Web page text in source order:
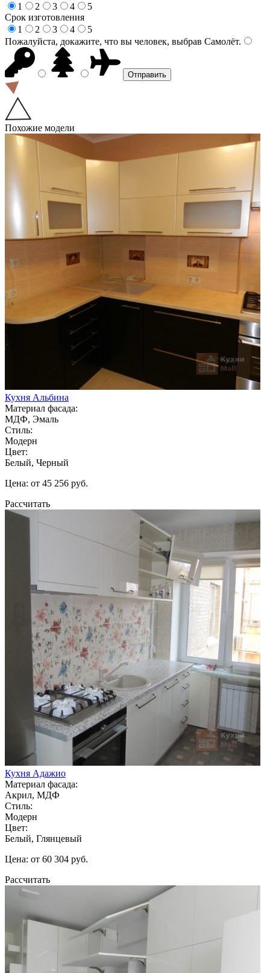
1
2 3 4
5
Срок изготовления
1
2 3 4
5
Пожалуйста, докажите, что вы человек, выбрав Самолёт.
Похожие модели
Кухня Альбина
Материал фасада:
МДФ, Эмаль
Стиль:
Модерн
Цвет:
Белый, Черный
Цена: от 45 256 руб.
Рассчитать
Кухня Адажио
Материал фасада:
Акрил, МДФ
Стиль:
Модерн
Цвет:
Белый, Глянцевый
Цена: от 60 304 руб.
Рассчитать